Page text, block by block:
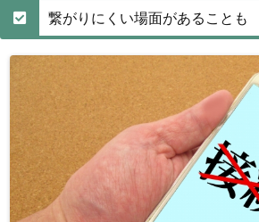
繋がりにくい場面があることも